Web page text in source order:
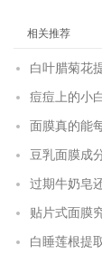
相关推荐
白叶腊菊花
痘痘上的小
面膜真的能
豆乳面膜成
过期牛奶皂
贴片式面膜
白睡莲根提